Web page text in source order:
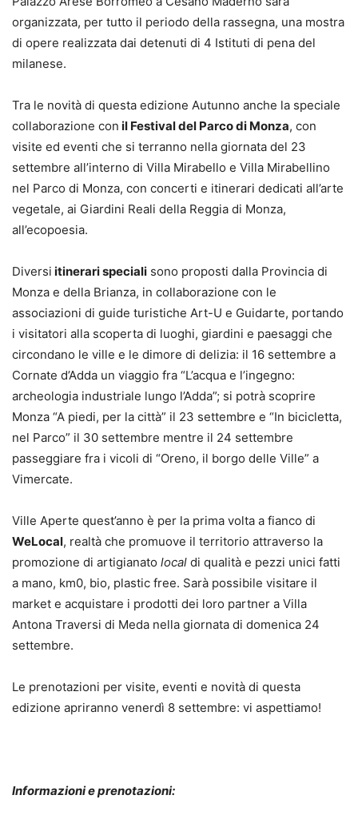
organizzata, per tutto il periodo della rassegna, una mostra
di opere realizzata dai detenuti di 4 Istituti di pena del
milanese.
Tra le novità di questa edizione Autunno anche la speciale
collaborazione con il Festival del Parco di Monza, con
visite ed eventi che si terranno nella giornata del 23
settembre all’interno di Villa Mirabello e Villa Mirabellino
nel Parco di Monza, con concerti e itinerari dedicati all’arte
vegetale, ai Giardini Reali della Reggia di Monza,
all’ecopoesia.
Diversi itinerari speciali sono proposti dalla Provincia di
Monza e della Brianza, in collaborazione con le
associazioni di guide turistiche Art-U e Guidarte, portando
i visitatori alla scoperta di luoghi, giardini e paesaggi che
circondano le ville e le dimore di delizia: il 16 settembre a
Cornate d’Adda un viaggio fra “L’acqua e l’ingegno:
archeologia industriale lungo l’Adda”; si potrà scoprire
Monza “A piedi, per la città” il 23 settembre e “In bicicletta,
nel Parco” il 30 settembre mentre il 24 settembre
passeggiare fra i vicoli di “Oreno, il borgo delle Ville” a
Vimercate.
Ville Aperte quest’anno è per la prima volta a fianco di
WeLocal, realtà che promuove il territorio attraverso la
promozione di artigianato local di qualità e pezzi unici fatti
a mano, km0, bio, plastic free. Sarà possibile visitare il
market e acquistare i prodotti dei loro partner a Villa
Antona Traversi di Meda nella giornata di domenica 24
settembre.
Le prenotazioni per visite, eventi e novità di questa
edizione apriranno venerdì 8 settembre: vi aspettiamo!
Informazioni e prenotazioni: